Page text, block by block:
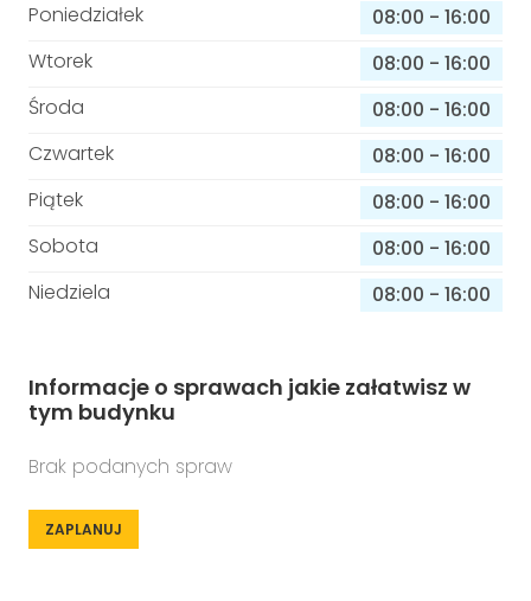
Poniedziałek 08:00 - 16:00
Wtorek
08:00 - 16:00
Środa
08:00 - 16:00
Czwartek
08:00 - 16:00
Piątek
08:00 - 16:00
Sobota
08:00 - 16:00
Niedziela
08:00 - 16:00
Informacje o sprawach jakie załatwisz w
tym budynku
Brak podanych spraw
ZAPLANUJ